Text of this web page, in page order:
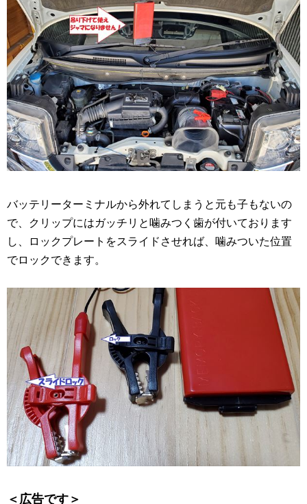
バッテリーターミナルから外れてしまうと元も子もないの
で、クリップにはガッチリと噛みつく歯が付いております
し、ロックプレートをスライドさせれば、噛みついた位置
でロックできます。
＜広告です＞